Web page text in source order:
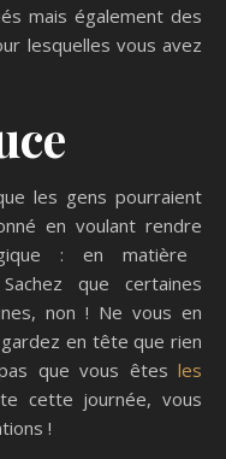
mais également des
lesquelles vous avez
e
les gens pourraient
é en voulant rendre
: en matière
Sachez que certaines
non ! Ne vous en
gardez en tête querien
pas que vous êtesles
cette journée, vous
!